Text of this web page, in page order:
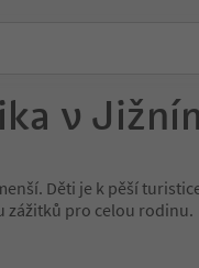
v
Děti je k pěší
zážitků pro celou rodinu.